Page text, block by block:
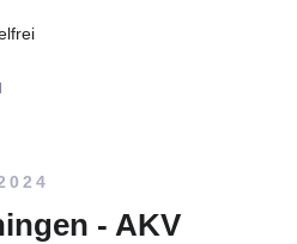
- AKV